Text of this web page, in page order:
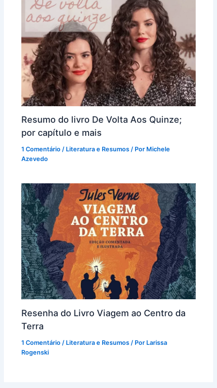
Resumo do livro De Volta Aos Quinze;
por capítulo e mais
1 Comentário / Literatura e Resumos / Por Michele
Azevedo
Resenha do Livro Viagem ao Centro da
Terra
1 Comentário / Literatura e Resumos / Por Larissa
Rogenski